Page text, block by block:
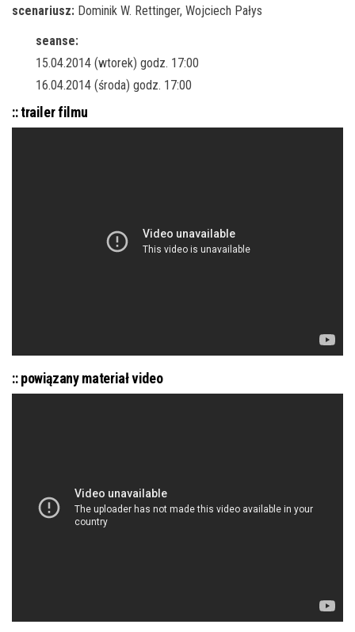
scenariusz: Dominik W. Rettinger, Wojciech Pałys
seanse:
15.04.2014 (wtorek) godz. 17:00
16.04.2014 (środa) godz. 17:00
:: trailer filmu
:: powiązany materiał video